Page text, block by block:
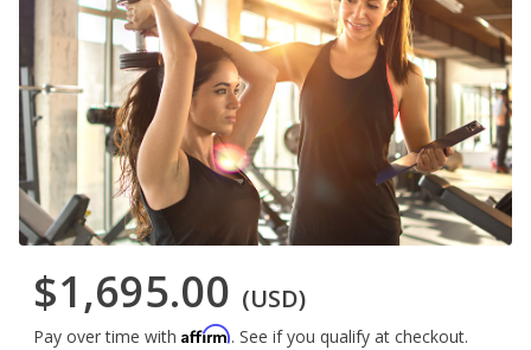
$1,695.00 (USD)
Pay over time with Affirm. See if you qualify at checkout.